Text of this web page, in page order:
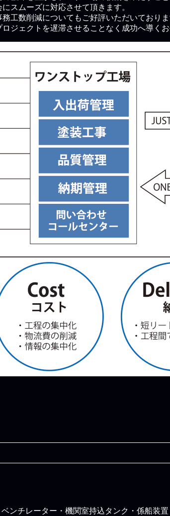
スムーズに対応させて頂きます。
工数削減についてもご好評いただいておりま
ジェクトを遅滞させることなく成功へ導くお
ンチレーター・機関室持込タンク・係船装